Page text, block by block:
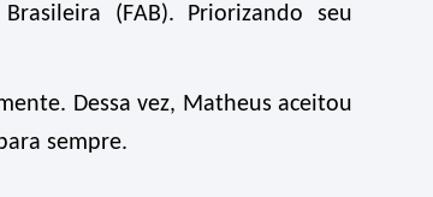
(FAB). Priorizando seu
Dessa vez, Matheus aceitou
sempre.